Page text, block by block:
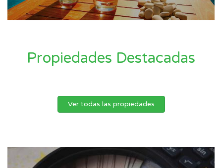
Propiedades Destacadas
Ver todas las propiedades